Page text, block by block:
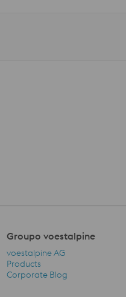
Groupo voestalpine
Groupo voestalpine
voestalpine AG
Products
Corporate Blog